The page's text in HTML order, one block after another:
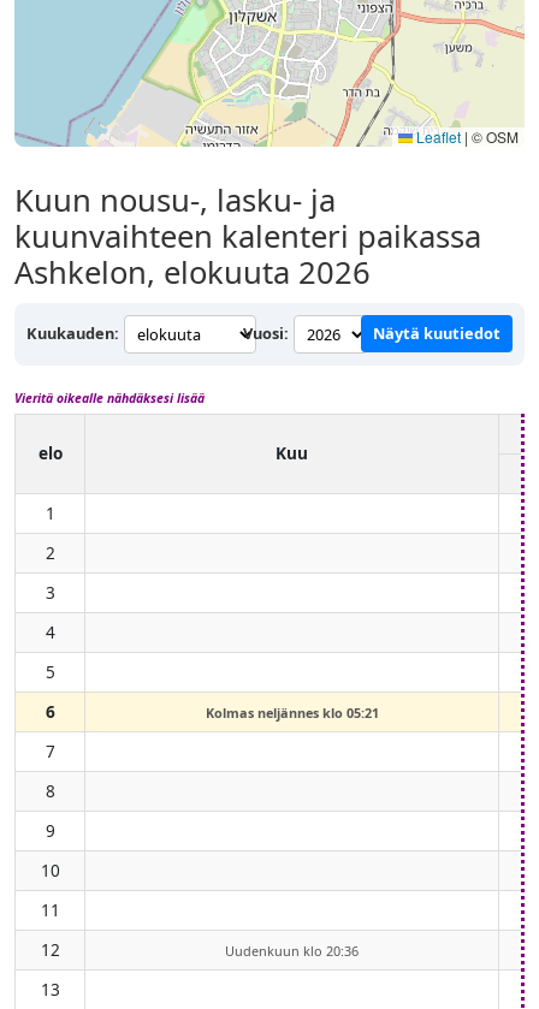
Leaflet | © OSM
Kuun nousu-, lasku- ja
kuunvaihteen kalenteri paikassa
Ashkelon, elokuuta 2026
Kuukauden: Vuosi: Näytä kuutiedot
Vieritä oikealle nähdäksesi lisää
elo Kuu
1
2
3
4
5
6
Kolmas neljännes klo 05:21
7
8
9
10
11
12
Uudenkuun klo 20:36
13